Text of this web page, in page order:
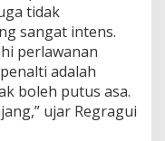
tidak
sangat intens.
perlawanan
adalah
boleh putus asa.
ujar Regragui